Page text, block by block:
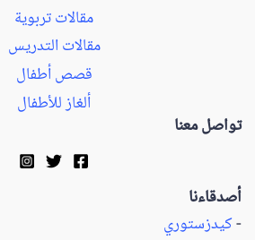
مقالات تربوية
مقالات التدريس
قصص أطفال
ألغاز للأطفال
تواصل معنا
أصدقاءنا
-كيدزستوري